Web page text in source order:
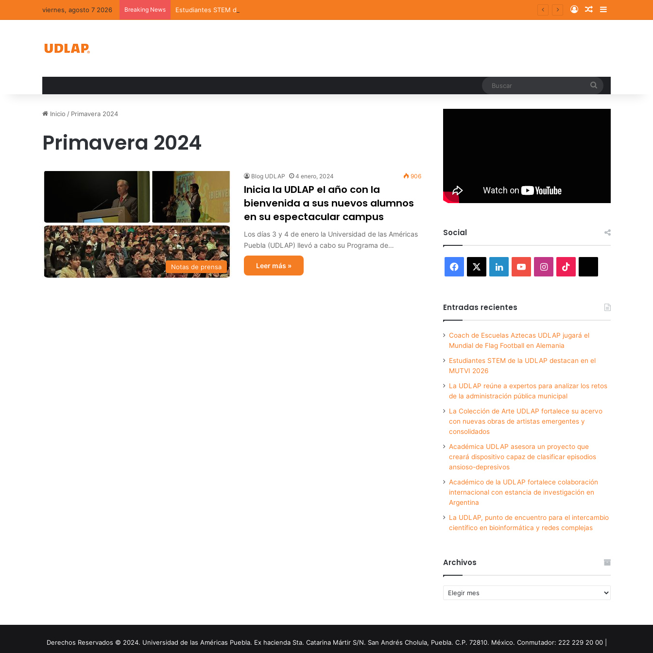
viernes, agosto 7 2026 Breaking News Estudiantes STEM de la UDLAP destacan en el MUTVI 2026 Log InRandom Article
Sidebar
Inicio / Primavera 2024
Primavera 2024
Notas de prensa
Blog UDLAP 4 enero, 2024 906
Inicia la UDLAP el año con la
bienvenida a sus nuevos alumnos
en su espectacular campus
Los días 3 y 4 de enero la Universidad de las Américas
Puebla (UDLAP) llevó a cabo su Programa de…
Leer más »
Social
Facebook LinkedInYouTubeInstagram
Entradas recientes
Coach de Escuelas Aztecas UDLAP jugará el
Mundial de Flag Football en Alemania
Estudiantes STEM de la UDLAP destacan en el
MUTVI 2026
La UDLAP reúne a expertos para analizar los retos
de la administración pública municipal
La Colección de Arte UDLAP fortalece su acervo
con nuevas obras de artistas emergentes y
consolidados
Académica UDLAP asesora un proyecto que
creará dispositivo capaz de clasificar episodios
ansioso-depresivos
Académico de la UDLAP fortalece colaboración
internacional con estancia de investigación en
Argentina
La UDLAP, punto de encuentro para el intercambio
científico en bioinformática y redes complejas
Archivos
Archivos
Derechos Reservados © 2024. Universidad de las Américas Puebla. Ex hacienda Sta. Catarina Mártir S/N. San Andrés Cholula, Puebla. C.P. 72810. México. Conmutador: 222 229 20 00 |